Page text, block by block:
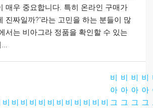
매우 중요합니다. 특히 온라인 구매가
진짜일까?"라는 고민을 하는 분들이 많
서는 비아그라 정품을 확인할 수 있는
비 비 비 비 비 비 비 비 비 비 비 비
비
아
그
비
아
그
비
아
그
비
아
그